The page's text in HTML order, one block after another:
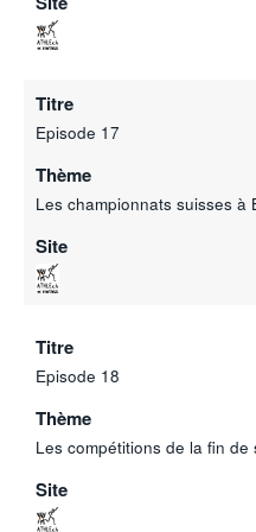
Titre
Episode 17
Thème
Les championnats suisses à
Site
Titre
Episode 18
Thème
Les compétitions de la fin de
Site